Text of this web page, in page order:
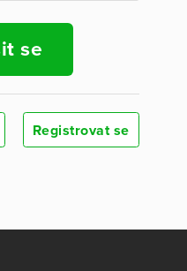
se
Registrovat se